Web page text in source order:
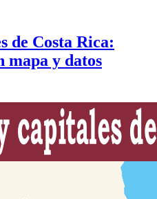
de Costa Rica:
mapa y datos